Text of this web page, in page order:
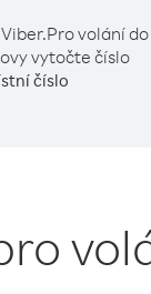
Pro volání do
vytočte číslo
číslo